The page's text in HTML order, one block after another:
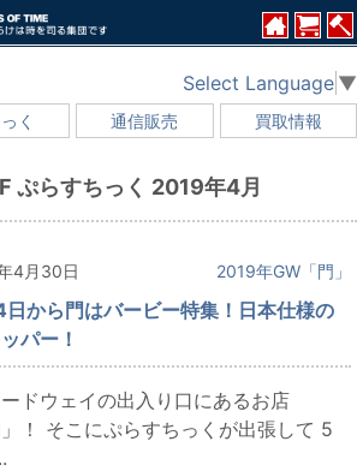
く 通信販売 買取情報
Select Language ▼
ぷらすちっく 2019年4月
4月30日 2019年GW「門」
日から門はバービー特集！日本仕様の
パー！
ドウェイの出入り口にあるお店
」！ そこにぷらすちっくが出張して 5